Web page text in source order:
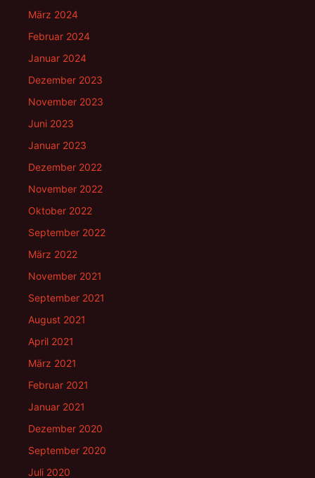
März 2024
Februar 2024
Januar 2024
Dezember 2023
November 2023
Juni 2023
Januar 2023
Dezember 2022
November 2022
Oktober 2022
September 2022
März 2022
November 2021
September 2021
August 2021
April 2021
März 2021
Februar 2021
Januar 2021
Dezember 2020
September 2020
Juli 2020